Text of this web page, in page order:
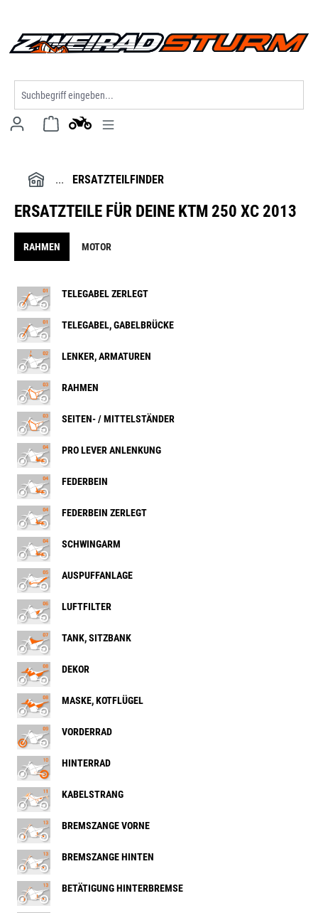
ERSATZTEILFINDER
ERSATZTEILE FÜR DEINE KTM 250 XC 2013
RAHMEN MOTOR
TELEGABEL ZERLEGT
TELEGABEL, GABELBRÜCKE
LENKER, ARMATUREN
RAHMEN
SEITEN- / MITTELSTÄNDER
PRO LEVER ANLENKUNG
FEDERBEIN
FEDERBEIN ZERLEGT
SCHWINGARM
AUSPUFFANLAGE
LUFTFILTER
TANK, SITZBANK
DEKOR
MASKE, KOTFLÜGEL
VORDERRAD
HINTERRAD
KABELSTRANG
BREMSZANGE VORNE
BREMSZANGE HINTEN
BETÄTIGUNG HINTERBREMSE